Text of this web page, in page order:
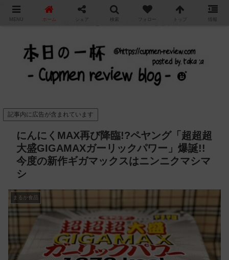
カップ麺の新商品をレビュー / アレンジするブログ
記事内に広告が含まれています
にんにくMAX再び降臨!?ペヤング「超超超
大盛GIGAMAXガーリックパワー」爆誕!!
今度の新作ギガマックスはニンニクマシマ
シ
まるか食品
MENU ホーム シェア 検索 フォロー トップ 情報